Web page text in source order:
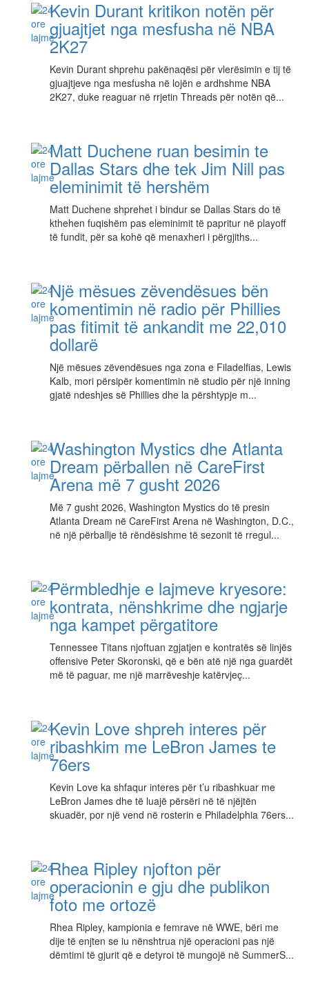
Kevin Durant kritikon notën për
gjuajtjet nga mesfusha në NBA
2K27
Kevin Durant shprehu pakënaqësi për vlerësimin e tij të
gjuajtjeve nga mesfusha në lojën e ardhshme NBA
2K27, duke reaguar në rrjetin Threads për notën që...
Matt Duchene ruan besimin te
Dallas Stars dhe tek Jim Nill pas
eleminimit të hershëm
Matt Duchene shprehet i bindur se Dallas Stars do të
kthehen fuqishëm pas eleminimit të papritur në playoff
të fundit, për sa kohë që menaxheri i përgjiths...
Një mësues zëvendësues bën
komentimin në radio për Phillies
pas fitimit të ankandit me 22,010
dollarë
Një mësues zëvendësues nga zona e Filadelfias, Lewis
Kalb, mori përsipër komentimin në studio për një inning
gjatë ndeshjes së Phillies dhe la përshtypje m...
Washington Mystics dhe Atlanta
Dream përballen në CareFirst
Arena më 7 gusht 2026
Më 7 gusht 2026, Washington Mystics do të presin
Atlanta Dream në CareFirst Arena në Washington, D.C.,
në një përballje të rëndësishme të sezonit të rregul...
Përmbledhje e lajmeve kryesore:
kontrata, nënshkrime dhe ngjarje
nga kampet përgatitore
Tennessee Titans njoftuan zgjatjen e kontratës së linjës
offensive Peter Skoronski, që e bën atë një nga guardët
më të paguar, me një marrëveshje katërvjeç...
Kevin Love shpreh interes për
ribashkim me LeBron James te
76ers
Kevin Love ka shfaqur interes për t’u ribashkuar me
LeBron James dhe të luajë përsëri në të njëjtën
skuadër, por një vend në rosterin e Philadelphia 76ers...
Rhea Ripley njofton për
operacionin e gju dhe publikon
foto me ortozë
Rhea Ripley, kampionia e femrave në WWE, bëri me
dije të enjten se iu nënshtrua një operacioni pas një
dëmtimi të gjurit që e detyroi të mungojë në SummerS...